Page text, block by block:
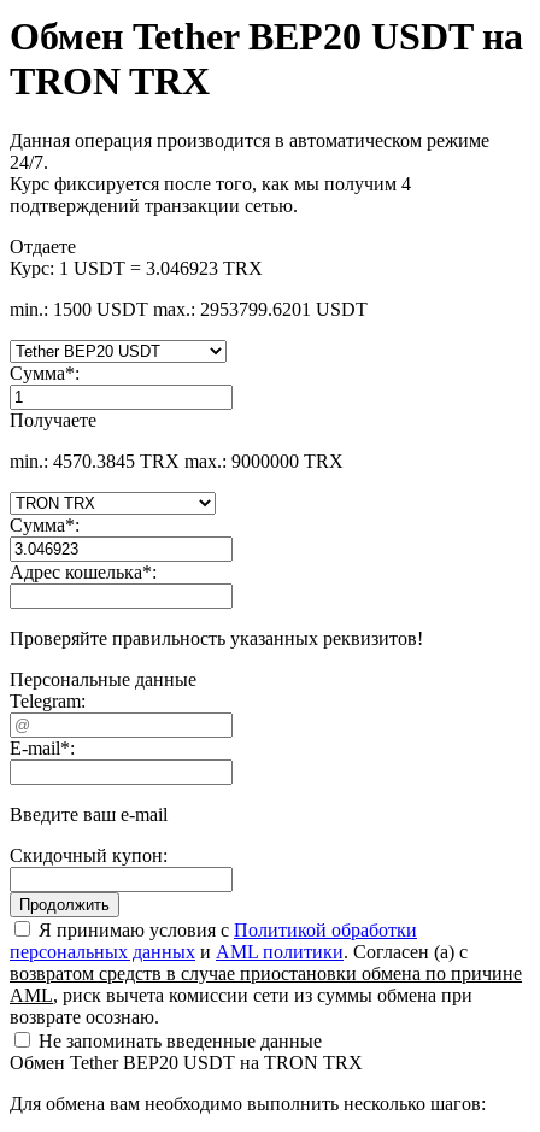
Обмен Tether BEP20 USDT на
TRON TRX
Данная операция производится в автоматическом режиме
24/7.
Курс фиксируется после того, как мы получим 4
подтверждений транзакции сетью.
Отдаете
Курс: 1 USDT = 3.046923 TRX
min.: 1500 USDT max.: 2953799.6201 USDT
Сумма*:
Получаете
min.: 4570.3845 TRX max.: 9000000 TRX
Сумма*:
Адрес кошелька*:
Проверяйте правильность указанных реквизитов!
Персональные данные
Telegram:
E-mail*:
Введите ваш e-mail
Скидочный купон:
Я принимаю условия c Политикой обработки
персональных данных и AML политики. Согласен (а) с
возвратом средств в случае приостановки обмена по причине
AML, риск вычета комиссии сети из суммы обмена при
возврате осознаю.
Не запоминать введенные данные
Обмен Tether BEP20 USDT на TRON TRX
Для обмена вам необходимо выполнить несколько шагов: